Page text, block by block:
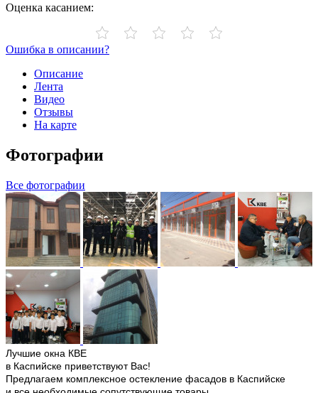
Оценка касанием:
Ошибка в описании?
Описание
Лента
Видео
Отзывы
На карте
Фотографии
Все фотографии
Лучшие окна КВЕ
в Каспийске приветствуют Вас!
Предлагаем комплексное остекление фасадов в Каспийске